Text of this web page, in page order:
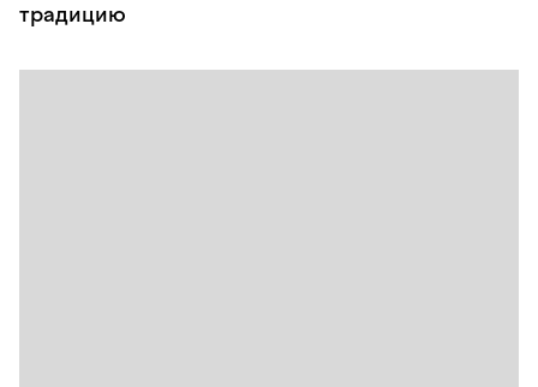
традицию